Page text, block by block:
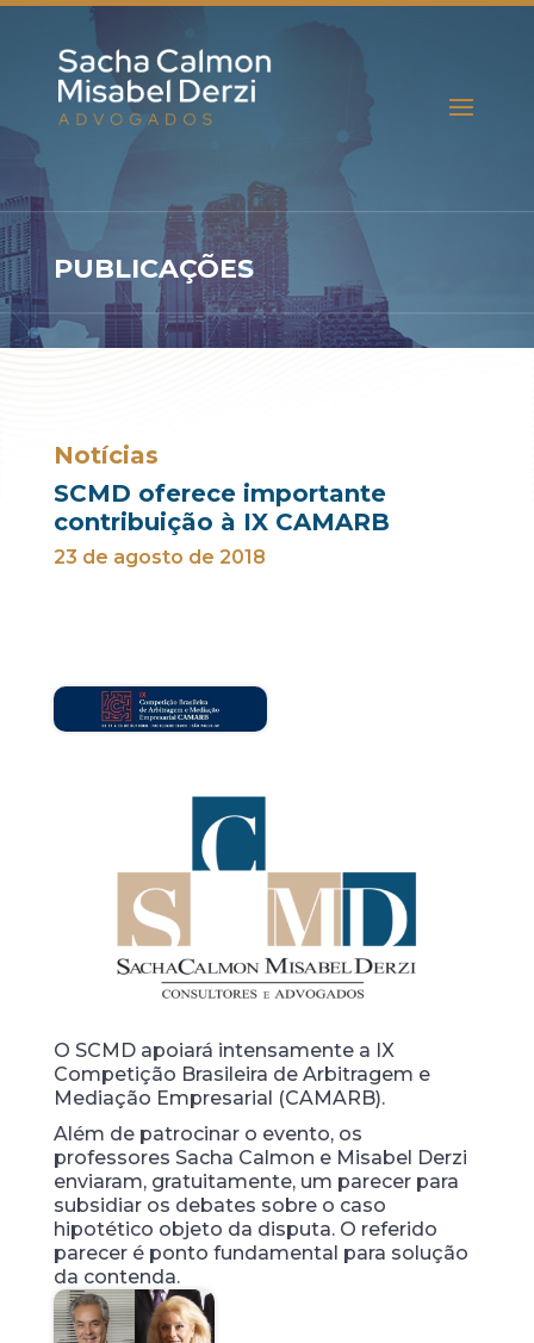
PUBLICAÇÕES
Notícias
SCMD oferece importante
contribuição à IX CAMARB
23 de agosto de 2018
O SCMD apoiará intensamente a IX
Competição Brasileira de Arbitragem e
Mediação Empresarial (CAMARB).
Além de patrocinar o evento, os
professores Sacha Calmon e Misabel Derzi
enviaram, gratuitamente, um parecer para
subsidiar os debates sobre o caso
hipotético objeto da disputa. O referido
parecer é ponto fundamental para solução
da contenda.